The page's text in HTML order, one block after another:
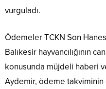
vurguladı.
Ödemeler TCKN Son
Balıkesir hayvancılığının
konusunda müjdeli haberi
Aydemir, ödeme takviminin